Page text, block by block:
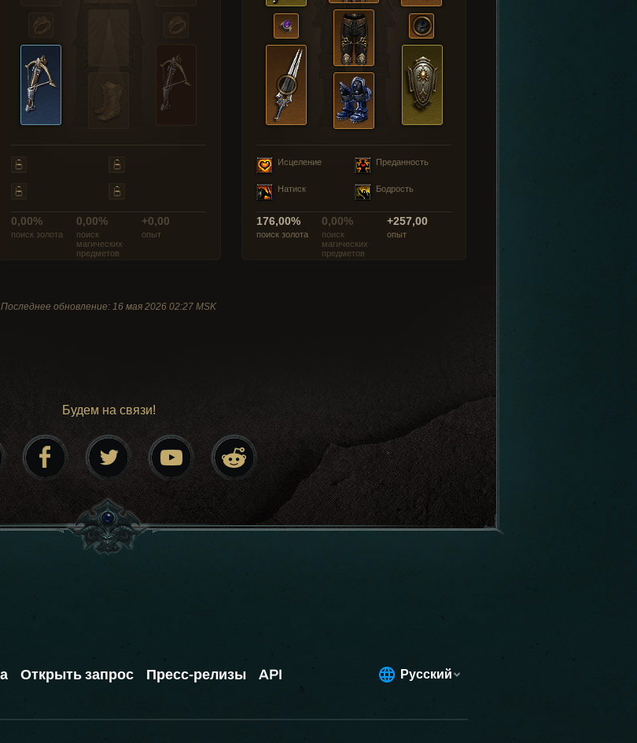
0,00%
поиск золота
0,00%
поиск
магических
предметов
+0,00
опыт
Исцеление Преданность
Натиск Бодрость
176,00%
поиск золота
0,00%
поиск
магических
предметов
+257,00
опыт
Последнее обновление: 16 мая 2026 02:27 MSK
Будем на связи!